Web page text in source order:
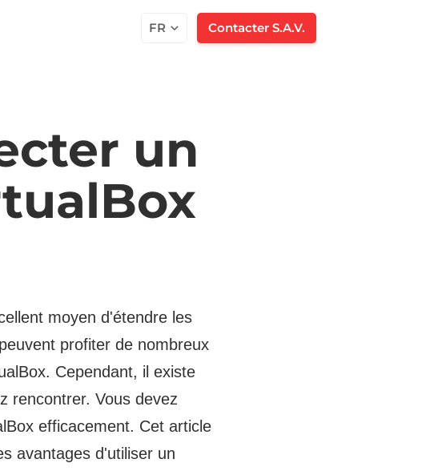
FR Contacter S.A.V.
un
moyen d'étendre les
profiter de nombreux
Cependant, il existe
rencontrer. Vous devez
efficacement. Cet article
avantages d'utiliser un